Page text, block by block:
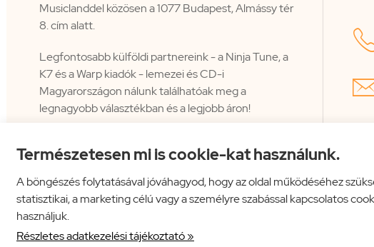
Természetesen mi is cookie-kat használunk.
A böngészés folytatásával jóváhagyod, hogy az oldal működéséhez
statisztikai, a marketing célú vagy a személyre szabással kapcsolatos
használjuk.
Részletes adatkezelési tájékoztató »
Musiclanddel közösen a 1077 Budapest, Almássy tér
8. cím alatt.
Legfontosabb külföldi partnereink - a Ninja Tune, a
K7 és a Warp kiadók - lemezei és CD-i
Magyarországon nálunk találhatóak meg a
legnagyobb választékban és a legjobb áron!
Neon Music Hungary Bt. ÁSZF